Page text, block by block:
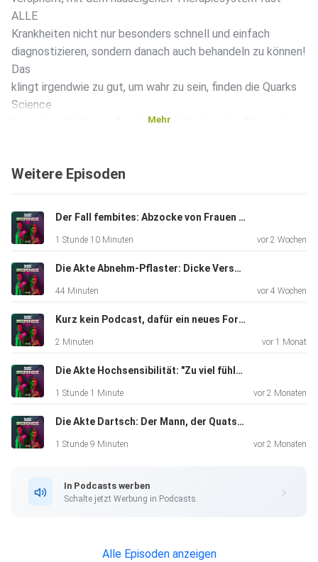
ALLE
Krankheiten nicht nur besonders schnell und einfach
diagnostizieren, sondern danach auch behandeln zu können!
Das
klingt irgendwie zu gut, um wahr zu sein, finden die Quarks
Science
Cops. Von Mathias / Doeckel Tertilt, Jonathan Maximilian /
Mehr
Weitere Episoden
Der Fall fembites: Abzocke von Frauen für Frauen
1 Stunde 10 Minuten vor 2 Wochen
Die Akte Abnehm-Pflaster: Dicke Versprechen, dünne Evidenz
44 Minuten vor 4 Wochen
Kurz kein Podcast, dafür ein neues Format
2 Minuten vor 1 Monat
Die Akte Hochsensibilität: "Zu viel fühlen" als Diagnose?
1 Stunde 1 Minute vor 2 Monaten
Die Akte Dartsch: Der Mann, der Quatsch zertifiziert
1 Stunde 9 Minuten vor 2 Monaten
In Podcasts werben
Schalte jetzt Werbung in Podcasts.
Alle Episoden anzeigen